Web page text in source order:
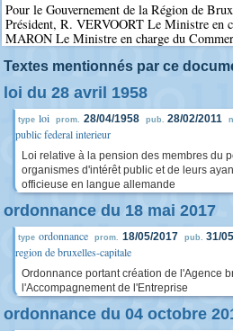
Pour le Gouvernement de la Région de
Président, R. VERVOORT Le Ministre en
MARON Le Ministre en charge du
Textes mentionnés par ce
loi du 28 avril 1958
type loi prom. 28/04/1958 pub. 28/02/2011
public federal interieur
Loi relative à la pension des membres du
organismes d'intérêt public et de leurs
officieuse en langue allemande
ordonnance du 18 mai 2017
type ordonnance prom. 18/05/2017 pub. 31/
region de bruxelles-capitale
Ordonnance portant création de l'Agence
l'Accompagnement de l'Entreprise
ordonnance du 04 octobre